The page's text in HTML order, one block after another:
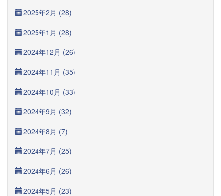
2025年2月 (28)
2025年1月 (28)
2024年12月 (26)
2024年11月 (35)
2024年10月 (33)
2024年9月 (32)
2024年8月 (7)
2024年7月 (25)
2024年6月 (26)
2024年5月 (23)